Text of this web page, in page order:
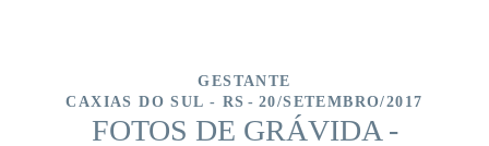
GESTANTE
CAXIAS DO SUL - RS
20/SETEMBRO/2017
FOTOS DE GRÁVIDA -